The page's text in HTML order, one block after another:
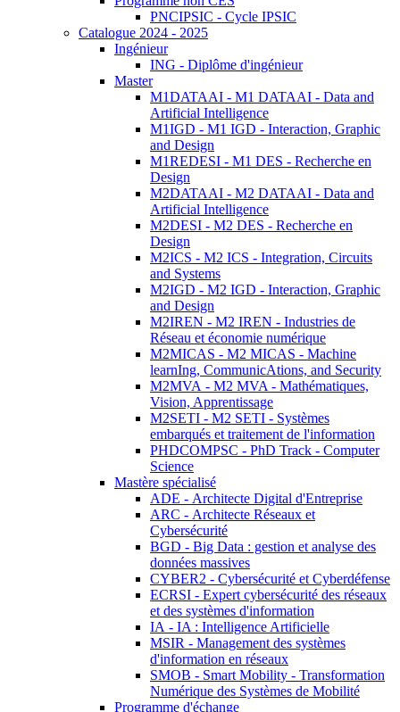
PNCIPSIC - Cycle IPSIC
Catalogue 2024 - 2025
Ingénieur
ING - Diplôme d'ingénieur
Master
M1DATAAI - M1 DATAAI - Data and
Artificial Intelligence
M1IGD - M1 IGD - Interaction, Graphic
and Design
M1REDESI - M1 DES - Recherche en
Design
M2DATAAI - M2 DATAAI - Data and
Artificial Intelligence
M2DESI - M2 DES - Recherche en
Design
M2ICS - M2 ICS - Integration, Circuits
and Systems
M2IGD - M2 IGD - Interaction, Graphic
and Design
M2IREN - M2 IREN - Industries de
Réseau et économie numérique
M2MICAS - M2 MICAS - Machine
learnIng, CommunicAtions, and Security
M2MVA - M2 MVA - Mathématiques,
Vision, Apprentissage
M2SETI - M2 SETI - Systèmes
embarqués et traitement de l'information
PHDCOMPSC - PhD Track - Computer
Science
Mastère spécialisé
ADE - Architecte Digital d'Entreprise
ARC - Architecte Réseaux et
Cybersécurité
BGD - Big Data : gestion et analyse des
données massives
CYBER2 - Cybersécurité et Cyberdéfense
ECRSI - Expert cybersécurité des réseaux
et des systèmes d'information
IA - IA : Intelligence Artificielle
MSIR - Management des systèmes
d'information en réseaux
SMOB - Smart Mobility - Transformation
Numérique des Systèmes de Mobilité
Programme d'échange